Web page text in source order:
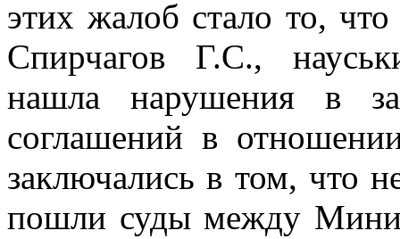
этих жалоб стало то,
Спирчагов Г.С.,
нашла нарушения в
соглашений в
заключалисьв том, что
пошли суды между